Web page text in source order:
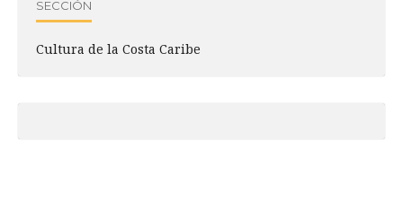
SECCIÓN
Cultura de la Costa Caribe